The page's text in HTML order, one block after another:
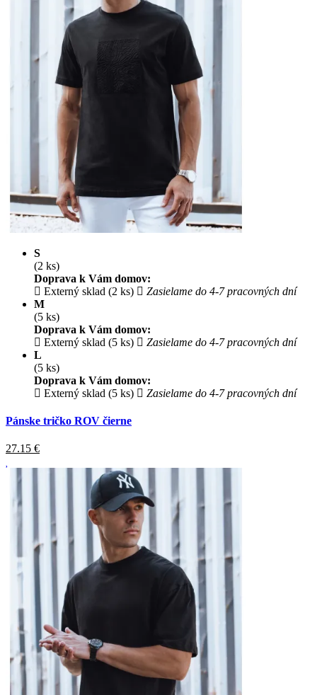
S
(2 ks)
Doprava k Vám domov:
Externý sklad (2 ks)
Zasielame do 4-7 pracovných dní
M
(5 ks)
Doprava k Vám domov:
Externý sklad (5 ks)
Zasielame do 4-7 pracovných dní
L
(5 ks)
Doprava k Vám domov:
Externý sklad (5 ks)
Zasielame do 4-7 pracovných dní
Pánske tričko ROV čierne
27.15 €